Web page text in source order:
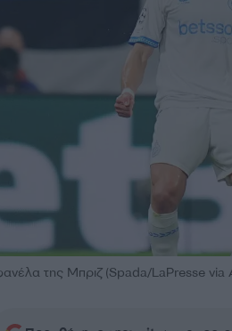
της Μπριζ (Spada/LaPresse via